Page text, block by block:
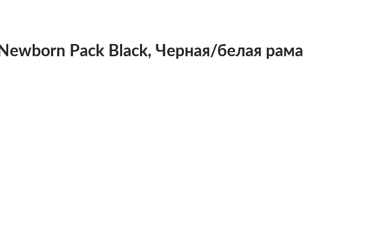
Pack Black, Черная/белая рама